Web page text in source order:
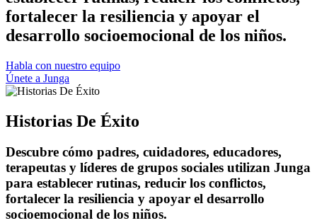
fortalecer la resiliencia y apoyar el
desarrollo socioemocional de los niños.
Habla con nuestro equipo
Únete a Junga
Historias De Éxito
Descubre cómo padres, cuidadores, educadores,
terapeutas y líderes de grupos sociales utilizan Junga
para establecer rutinas, reducir los conflictos,
fortalecer la resiliencia y apoyar el desarrollo
socioemocional de los niños.